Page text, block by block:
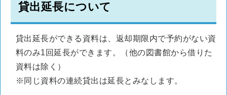
貸出延長について
貸出延長ができる資料は、返却期限内で予約がない資
料のみ1回延長ができます。（他の図書館から借りた
資料は除く）
※同じ資料の連続貸出は延長とみなします。